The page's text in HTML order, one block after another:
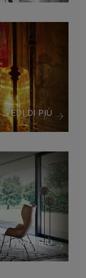
VEDI DI PIÙ
VEDI DI PIÙ